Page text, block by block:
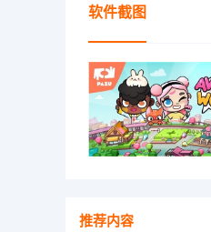
软件截图
推荐内容